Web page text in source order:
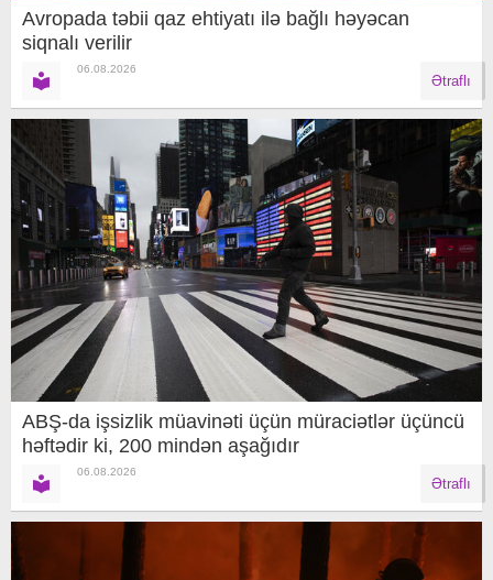
Avropada təbii qaz ehtiyatı ilə bağlı həyəcan
siqnalı verilir
06.08.2026
Ətraflı
ABŞ-da işsizlik müavinəti üçün müraciətlər üçüncü
həftədir ki, 200 mindən aşağıdır
06.08.2026
Ətraflı